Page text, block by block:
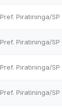
Pref. Piratininga/SP
Pref. Piratininga/SP
Pref. Piratininga/SP
Pref. Piratininga/SP